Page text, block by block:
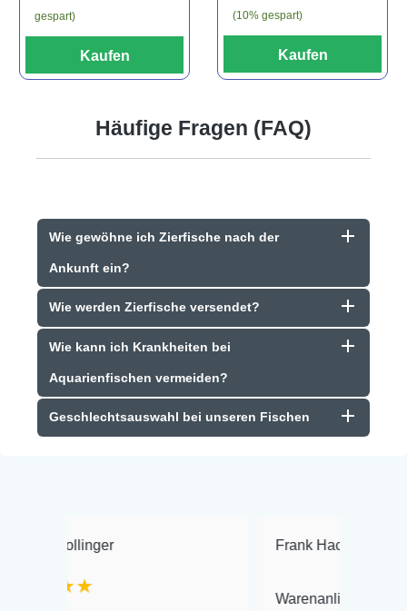
gespart)
Kaufen
(10% gespart)
Kaufen
Häufige Fragen (FAQ)
Wie gewöhne ich Zierfische nach der
Ankunft ein?
Wie werden Zierfische versendet?
Wie kann ich Krankheiten bei
Aquarienfischen vermeiden?
Geschlechtsauswahl bei unseren Fischen
Frank Hackmayer ★★★★
Warenanlieferung Top und die